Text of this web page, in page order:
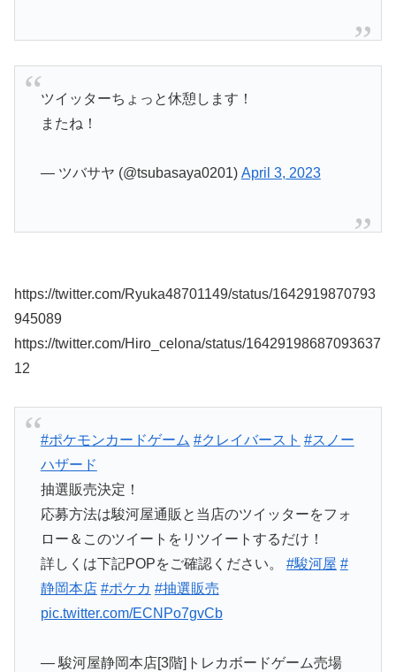
ツイッターちょっと休憩します！
またね！
— ツバサヤ (@tsubasaya0201) April 3, 2023
https://twitter.com/Ryuka48701149/status/1642919870793
945089
https://twitter.com/Hiro_celona/status/16429198687093637
12
#ポケモンカードゲーム #クレイバースト #スノー
ハザード
抽選販売決定！
応募方法は駿河屋通販と当店のツイッターをフォ
ロー＆このツイートをリツイートするだけ！
詳しくは下記POPをご確認ください。 #駿河屋 #
静岡本店 #ポケカ #抽選販売
pic.twitter.com/ECNPo7gvCb
— 駿河屋静岡本店[3階]トレカボードゲーム売場